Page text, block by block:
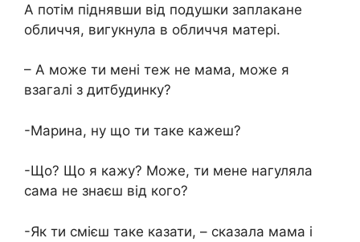
А потім піднявши від подушки заплакане
обличчя, вигукнула в обличчя матері.
– А може ти мені теж не мама, може я
взагалі з дитбудинку?
-Марина, ну що ти таке кажеш?
-Що? Що я кажу? Може, ти мене нагуляла
сама не знаєш від кого?
-Як ти смієш таке казати, – сказала мама і